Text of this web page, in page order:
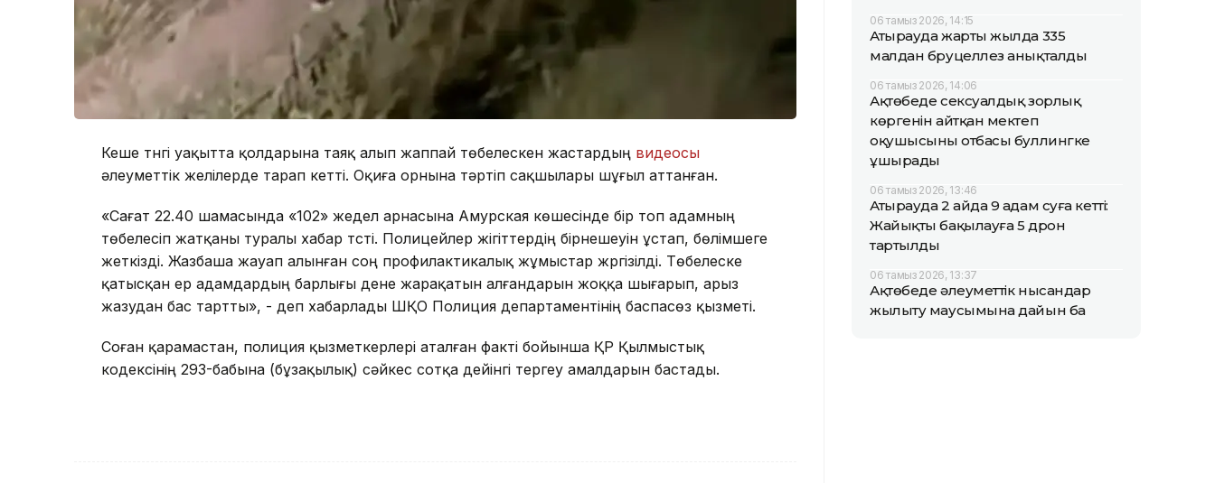
Кеше түнгі уақытта қолдарына таяқ алып жаппай төбелескен жастардың видеосы
әлеуметтік желілерде тарап кетті. Оқиға орнына тәртіп сақшылары шұғыл аттанған.
«Сағат 22.40 шамасында «102» жедел арнасына Амурская көшесінде бір топ адамның
төбелесіп жатқаны туралы хабар түсті. Полицейлер жігіттердің бірнешеуін ұстап, бөлімшеге
жеткізді. Жазбаша жауап алынған соң профилактикалық жұмыстар жүргізілді. Төбелеске
қатысқан ер адамдардың барлығы дене жарақатын алғандарын жоққа шығарып, арыз
жазудан бас тартты», - деп хабарлады ШҚО Полиция департаментінің баспасөз қызметі.
Соған қарамастан, полиция қызметкерлері аталған факті бойынша ҚР Қылмыстық
кодексінің 293-бабына (бұзақылық) сәйкес сотқа дейінгі тергеу амалдарын бастады.
06 тамыз 2026, 14:15
Атырауда жарты жылда 335
малдан бруцеллез анықталды
06 тамыз 2026, 14:06
Ақтөбеде сексуалдық зорлық
көргенін айтқан мектеп
оқушысының отбасы буллингке
ұшырады
06 тамыз 2026, 13:46
Атырауда 2 айда 9 адам суға кетті:
Жайықты бақылауға 5 дрон
тартылды
06 тамыз 2026, 13:37
Ақтөбеде әлеуметтік нысандар
жылыту маусымына дайын ба